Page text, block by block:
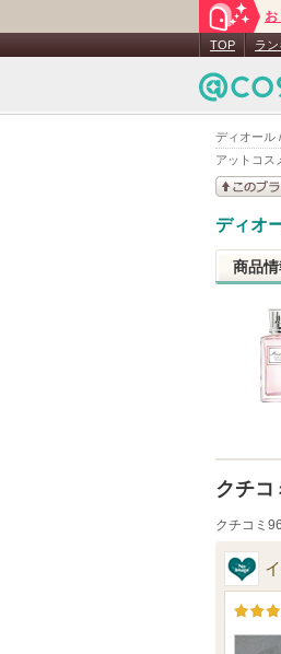
ディオール
アットコス
お
TOP ラ
ディオ
商品情
クチコ
クチコミ